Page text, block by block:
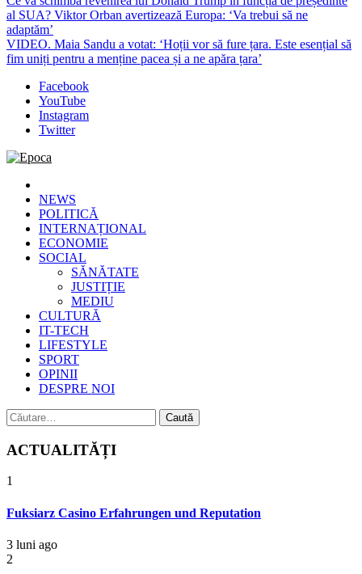
al SUA? Viktor Orban avertizează Europa: ‘Va trebui să ne
adaptăm’
VIDEO. Maia Sandu a votat: ‘Hoții vor să fure țara. Este esențial să
fim uniți pentru a menține pacea și a ne apăra țara’
Facebook
YouTube
Instagram
Twitter
Epoca
Cele mai noi știri online din România
NEWS
POLITICĂ
INTERNAȚIONAL
ECONOMIE
SOCIAL
SĂNĂTATE
JUSTIȚIE
MEDIU
CULTURĂ
IT-TECH
LIFESTYLE
SPORT
OPINII
DESPRE NOI
Caută
după:
ACTUALITĂȚI
1
Fuksiarz Casino Erfahrungen und Reputation
3 luni ago
2